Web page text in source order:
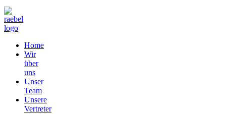
Home
Wir
über
uns
Unser
Team
Unsere
Vertreter